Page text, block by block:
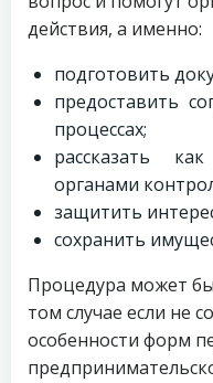
действия, а именно:
подготовить
предоставить
процессах;
рассказать
органами
защитить
сохранить
Процедура может
том случае если не
особенности форм